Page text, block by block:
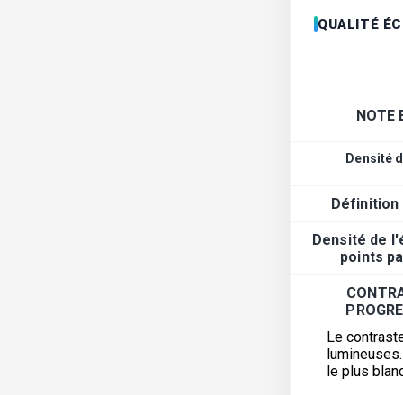
QUALITÉ
NOTE
Densité
Densité de
points
Le
le plus